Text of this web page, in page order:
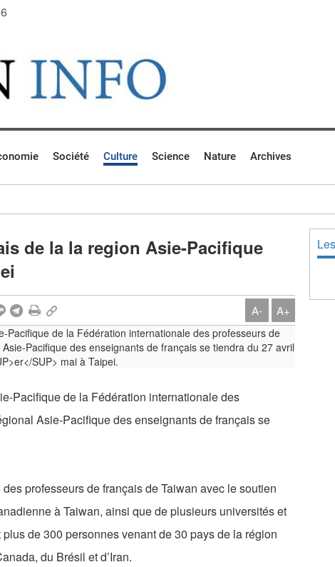
Société Culture Science Nature Archives
de la la region Asie-Pacifique
A- A+
Pacifique de la Fédération internationale des
Asie-Pacifique des enseignants de français se
professeurs de français de Taiwan avec le soutien
à Taiwan, ainsi que de plusieurs universités et
de 300 personnes venant de 30 pays de la région
du Brésil et d’Iran.